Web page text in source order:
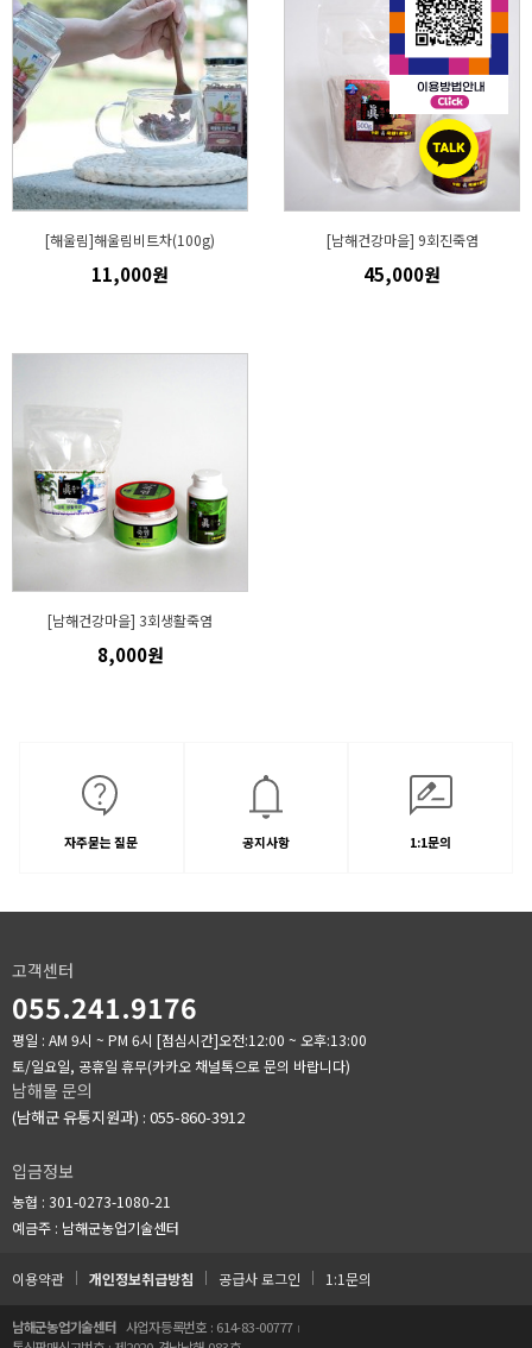
[해울림]해울림비트차(100g)
11,000원
[남해건강마을] 9회진죽염
45,000원
[남해건강마을] 3회생활죽염
8,000원
자주묻는 질문 공지사항 1:1문의
고객센터
055.241.9176
평일 : AM 9시 ~ PM 6시 [점심시간]오전:12:00 ~ 오후:13:00
토/일요일, 공휴일 휴무(카카오 채널톡으로 문의 바랍니다)
남해몰 문의
(남해군 유통지원과) : 055-860-3912
입금정보
농협 : 301-0273-1080-21
예금주 : 남해군농업기술센터
이용약관 개인정보취급방침 공급사 로그인 1:1문의
남해군농업기술센터 사업자등록번호 : 614-83-00777